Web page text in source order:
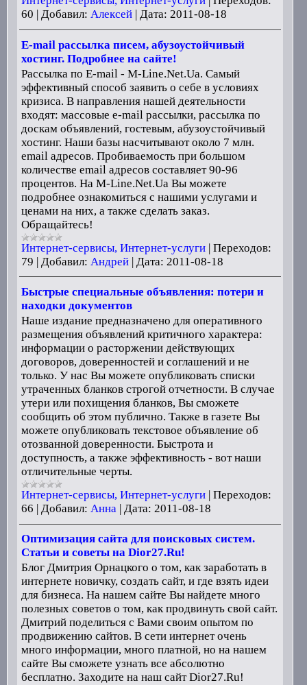
60
Добавил: Алексей Дата: 2011-08-18
E-mail рассылка писем, абузоустойчивый
хостинг. Подробнее на сайте!
Рассылка по E-mail - M-Line.Net.Ua. Самый
эффективный способ заявить о себе в условиях
кризиса. В направления нашей деятельности
входят: массовые e-mail рассылки, рассылка по
доскам объявлений, гостевым, абузоустойчивый
хостинг. Наши базы насчитывают около 7 млн.
email адресов. Пробиваемость при большом
количестве email адресов составляет 90-96
процентов. На M-Line.Net.Ua Вы можете
подробнее ознакомиться с нашими услугами и
ценами на них, а также сделать заказ.
Обращайтесь!
Интернет-сервисы, Интернет-услуги| Переходов:
79 | Добавил: Андрей | Дата: 2011-08-18
Быстрые специальные объявления: потери и
находки документов
Наше издание предназначено для оперативного
размещения объявлений критичного характера:
информации о расторжении действующих
договоров, доверенностей и соглашений и не
только. У нас Вы можете опубликовать списки
утраченных бланков строгой отчетности. В случае
утери или похищения бланков, Вы сможете
сообщить об этом публично. Также в газете Вы
можете опубликовать текстовое объявление об
отозванной доверенности. Быстрота и
доступность, а также эффективность - вот наши
отличительные черты.
Интернет-сервисы, Интернет-услуги| Переходов:
66 | Добавил: Анна | Дата: 2011-08-18
Оптимизация сайта для поисковых систем.
Статьи и советы на Dior27.Ru!
Блог Дмитрия Орнацкого о том, как заработать в
интернете новичку, создать сайт, и где взять идеи
для бизнеса. На нашем сайте Вы найдете много
полезных советов о том, как продвинуть свой сайт.
Дмитрий поделиться с Вами своим опытом по
продвижению сайтов. В сети интернет очень
много информации, много платной, но на нашем
сайте Вы сможете узнать все абсолютно
бесплатно. Заходите на наш сайт Dior27.Ru!